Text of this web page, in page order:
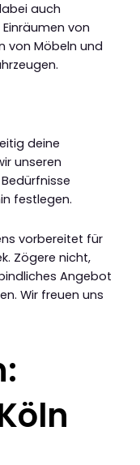
auch
von
von Möbeln und
deine
unseren
festlegen.
vorbereitet für
Zögere nicht,
Angebot
Wir freuen uns